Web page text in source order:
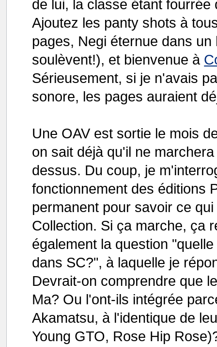
de lui, la classe étant
Ajoutez les panty shots à
pages, Negi éternue dans
soulèvent!), et bienvenue à
Sérieusement, si je n'avais
sonore, les pages auraient
Une OAV est sortie le mois
on sait déjà qu'il ne
dessus. Du coup, je
fonctionnement des éditions
permanent pour savoir ce
Collection. Si ça marche, ça
également la question
dans SC?", à laquelle je
Devrait-on comprendre que
Ma? Ou l'ont-ils intégrée
Akamatsu, à l'identique de
Young GTO, Rose Hip